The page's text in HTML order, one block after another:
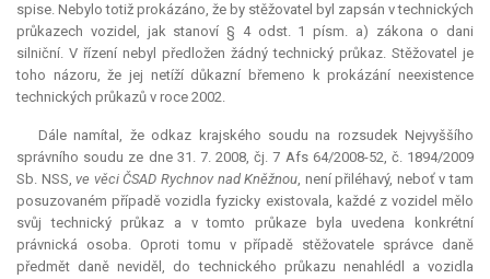
spise. Nebylo totiž prokázáno, že by stěžovatel byl zapsán v technických
průkazech vozidel, jak stanoví § 4 odst. 1 písm. a) zákona o dani
silniční. V řízení nebyl předložen žádný technický průkaz. Stěžovatel je
toho názoru, že jej netíží důkazní břemeno k prokázání neexistence
technických průkazů v roce 2002.
Dále namítal, že odkaz krajského soudu na rozsudek Nejvyššího
správního soudu ze dne 31. 7. 2008, čj. 7 Afs 64/2008-52, č. 1894/2009
Sb. NSS,ve věci ČSAD Rychnov nad Kněžnou, není přiléhavý, neboť v tam
posuzovaném případě vozidla fyzicky existovala, každé z vozidel mělo
svůj technický průkaz a v tomto průkaze byla uvedena konkrétní
právnická osoba. Oproti tomu v případě stěžovatele správce daně
předmět daně neviděl, do technického průkazu nenahlédl a vozidla